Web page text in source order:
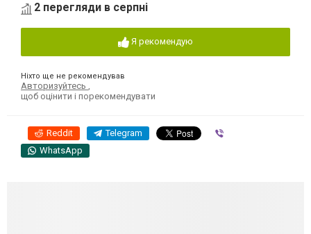
2 перегляди в серпні
Я рекомендую
Ніхто ще не рекомендував
Авторизуйтесь
щоб оцінити і порекомендувати
Reddit Telegram
WhatsApp